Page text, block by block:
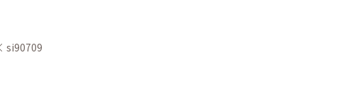
si90709